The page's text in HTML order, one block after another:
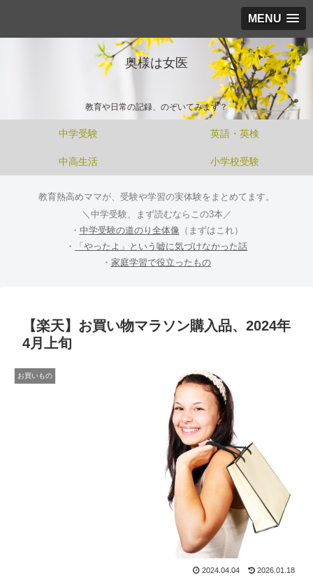
MENU
奥様は女医
教育や日常の記録、のぞいてみます？
中学受験 英語・英検
中高生活 小学校受験
教育熱高めママが、受験や学習の実体験をまとめてます。
＼中学受験、まず読むならこの3本／
・ 中学受験の道のり全体像 （まずはこれ）
・
「やったよ」という嘘に気づけなかった話
・ 家庭学習で役立ったもの
【楽天】お買い物マラソン購入品、2024年
4月上旬
お買いもの
2024.04.04 2026.01.18